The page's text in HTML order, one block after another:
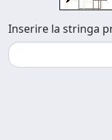
Inserire la stringa